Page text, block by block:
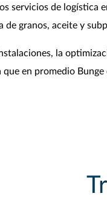
servicios de
de granos, aceite y
la
en promedio